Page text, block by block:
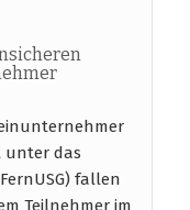
unter das
fallen
Teilnehmer im